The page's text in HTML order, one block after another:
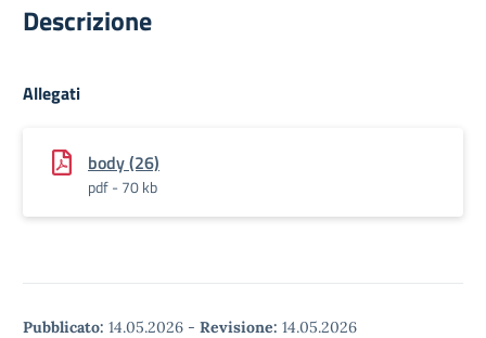
Descrizione
Allegati
body (26)
pdf - 70 kb
Pubblicato: 14.05.2026 - Revisione: 14.05.2026